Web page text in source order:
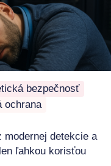
bezpečnosť
ochrana
modernej detekcie a
ľahkou korisťou